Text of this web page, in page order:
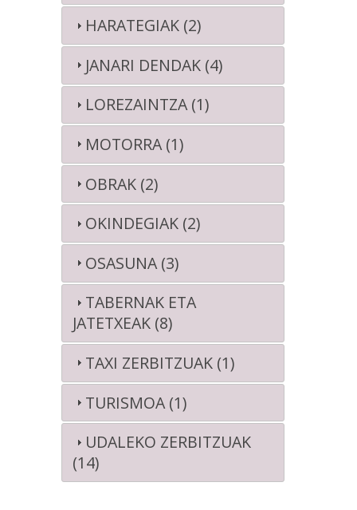
HARATEGIAK (2)
JANARI DENDAK (4)
LOREZAINTZA (1)
MOTORRA (1)
OBRAK (2)
OKINDEGIAK (2)
OSASUNA (3)
TABERNAK ETA
JATETXEAK (8)
TAXI ZERBITZUAK (1)
TURISMOA (1)
UDALEKO ZERBITZUAK
(14)